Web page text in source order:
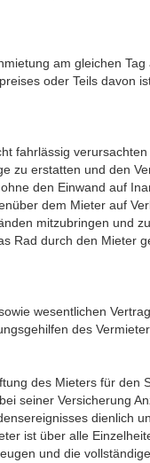
am gleichen
oder Teils davon
fahrlässig
zu erstatten und den
den Einwand auf
dem Mieter auf
mitzubringen und
Rad durch den Mieter
wesentlichen
des
des Mieters für den
seiner Versicherung
dienlich
ist über alle
und die